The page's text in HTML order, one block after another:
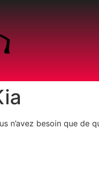
n’avez besoin que de